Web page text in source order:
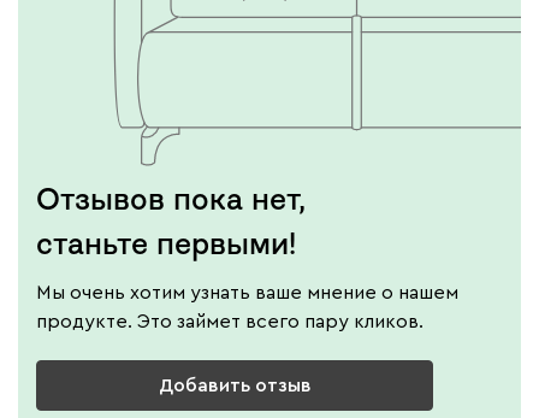
Отзывов пока нет,
станьте первыми!
Мы очень хотим узнать ваше мнение о нашем
продукте. Это займет всего пару кликов.
Добавить отзыв